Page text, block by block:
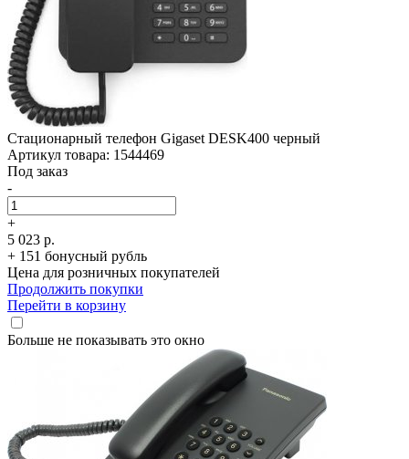
Стационарный телефон Gigaset DESK400 черный
Артикул товара: 1544469
Под заказ
-
+
5 023 р.
+ 151 бонусный рубль
Цена для розничных покупателей
Продолжить покупки
Перейти в корзину
Больше не показывать это окно